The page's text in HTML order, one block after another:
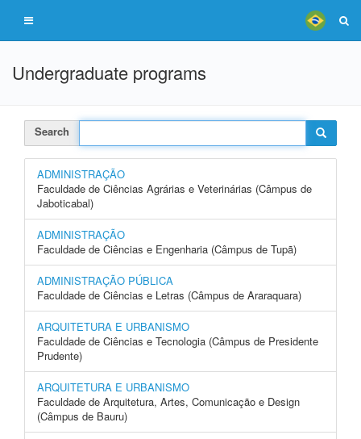
Undergraduate programs
Search
ADMINISTRAÇÃO
Faculdade de Ciências Agrárias e Veterinárias (Câmpus de
Jaboticabal)
ADMINISTRAÇÃO
Faculdade de Ciências e Engenharia (Câmpus de Tupã)
ADMINISTRAÇÃO PÚBLICA
Faculdade de Ciências e Letras (Câmpus de Araraquara)
ARQUITETURA E URBANISMO
Faculdade de Ciências e Tecnologia (Câmpus de Presidente
Prudente)
ARQUITETURA E URBANISMO
Faculdade de Arquitetura, Artes, Comunicação e Design
(Câmpus de Bauru)